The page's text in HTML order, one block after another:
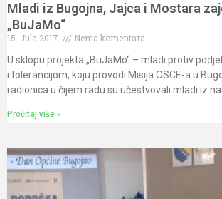
Mladi iz Bugojna, Jajca i Mostara
„BuJaMo“
15. Jula 2017.
Nema komentara
U sklopu projekta „BuJaMo“ – mladi protiv
i tolerancijom, koju provodi Misija OSCE-a u
radionica u čijem radu su učestvovali mladi iz
Pročitaj više »